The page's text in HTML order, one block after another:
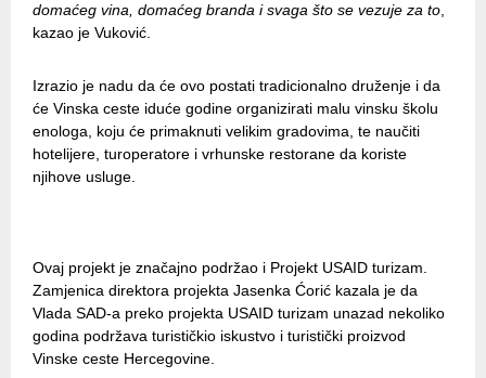
domaćeg vina, domaćeg branda i svaga što se vezuje za to
kazao je Vuković.
Izrazio je nadu da će ovo postati tradicionalno druženje i da
će Vinska ceste iduće godine organizirati malu vinsku školu
enologa, koju će primaknuti velikim gradovima, te naučiti
hotelijere, turoperatore i vrhunske restorane da koriste
njihove usluge.
Ovaj projekt je značajno podržao i Projekt USAID turizam.
Zamjenica direktora projekta Jasenka Ćorić kazala je da
Vlada SAD-a preko projekta USAID turizam unazad nekoliko
godina podržava turističkio iskustvo i turistički proizvod
Vinske ceste Hercegovine.